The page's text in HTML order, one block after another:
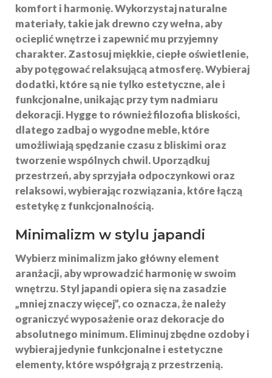
komfort i harmonię. Wykorzystaj naturalne
materiały, takie jak drewno czy wełna, aby
ocieplić wnętrze i zapewnić mu przyjemny
charakter. Zastosuj miękkie, ciepłe oświetlenie,
aby potęgować relaksującą atmosferę. Wybieraj
dodatki, które są nie tylko estetyczne, ale i
funkcjonalne, unikając przy tym nadmiaru
dekoracji. Hygge to również filozofia bliskości,
dlatego zadbaj o wygodne meble, które
umożliwiają spędzanie czasu z bliskimi oraz
tworzenie wspólnych chwil. Uporządkuj
przestrzeń, aby sprzyjała odpoczynkowi oraz
relaksowi, wybierając rozwiązania, które łączą
estetykę z funkcjonalnością.
Minimalizm w stylu japandi
Wybierz minimalizm jako główny element
aranżacji, aby wprowadzić harmonię w swoim
wnętrzu. Styl japandi opiera się na zasadzie
„mniej znaczy więcej”, co oznacza, że należy
ograniczyć wyposażenie oraz dekoracje do
absolutnego minimum. Eliminuj zbędne ozdoby i
wybieraj jedyniefunkcjonalnei estetyczne
elementy, które współgrają z przestrzenią.